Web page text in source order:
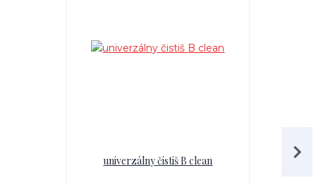
univerzálny čistiš B clean